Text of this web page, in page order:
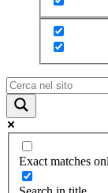
Exact matches